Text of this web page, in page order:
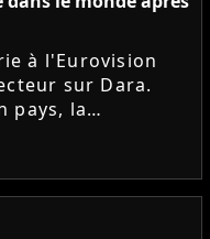
à l'Eurovision
sur Dara.
pays, la